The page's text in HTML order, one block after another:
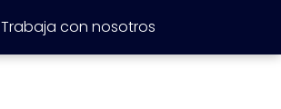
Trabaja con nosotros